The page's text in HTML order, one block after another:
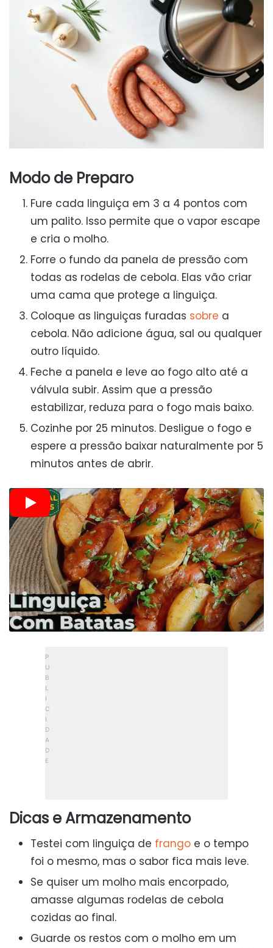
Modo de Preparo
Fure cada linguiça em 3 a 4 pontos com
um palito. Isso permite que o vapor escape
e cria o molho.
Forre o fundo da panela de pressão com
todas as rodelas de cebola. Elas vão criar
uma cama que protege a linguiça.
Coloque as linguiças furadas sobre a
cebola. Não adicione água, sal ou qualquer
outro líquido.
Feche a panela e leve ao fogo alto até a
válvula subir. Assim que a pressão
estabilizar, reduza para o fogo mais baixo.
Cozinhe por 25 minutos. Desligue o fogo e
espere a pressão baixar naturalmente por 5
minutos antes de abrir.
Dicas e Armazenamento
Testei com linguiça de frango e o tempo
foi o mesmo, mas o sabor fica mais leve.
Se quiser um molho mais encorpado,
amasse algumas rodelas de cebola
cozidas ao final.
Guarde os restos com o molho em um